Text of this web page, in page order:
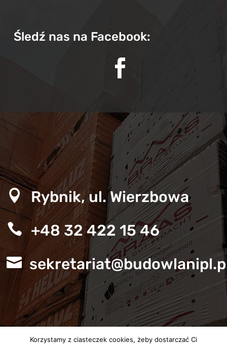
Śledź nas na Facebook:
 Rybnik, ul. Wierzbowa
 +48 32 422 15 46

Korzystamy z ciasteczek cookies, żeby dostarczać Ci